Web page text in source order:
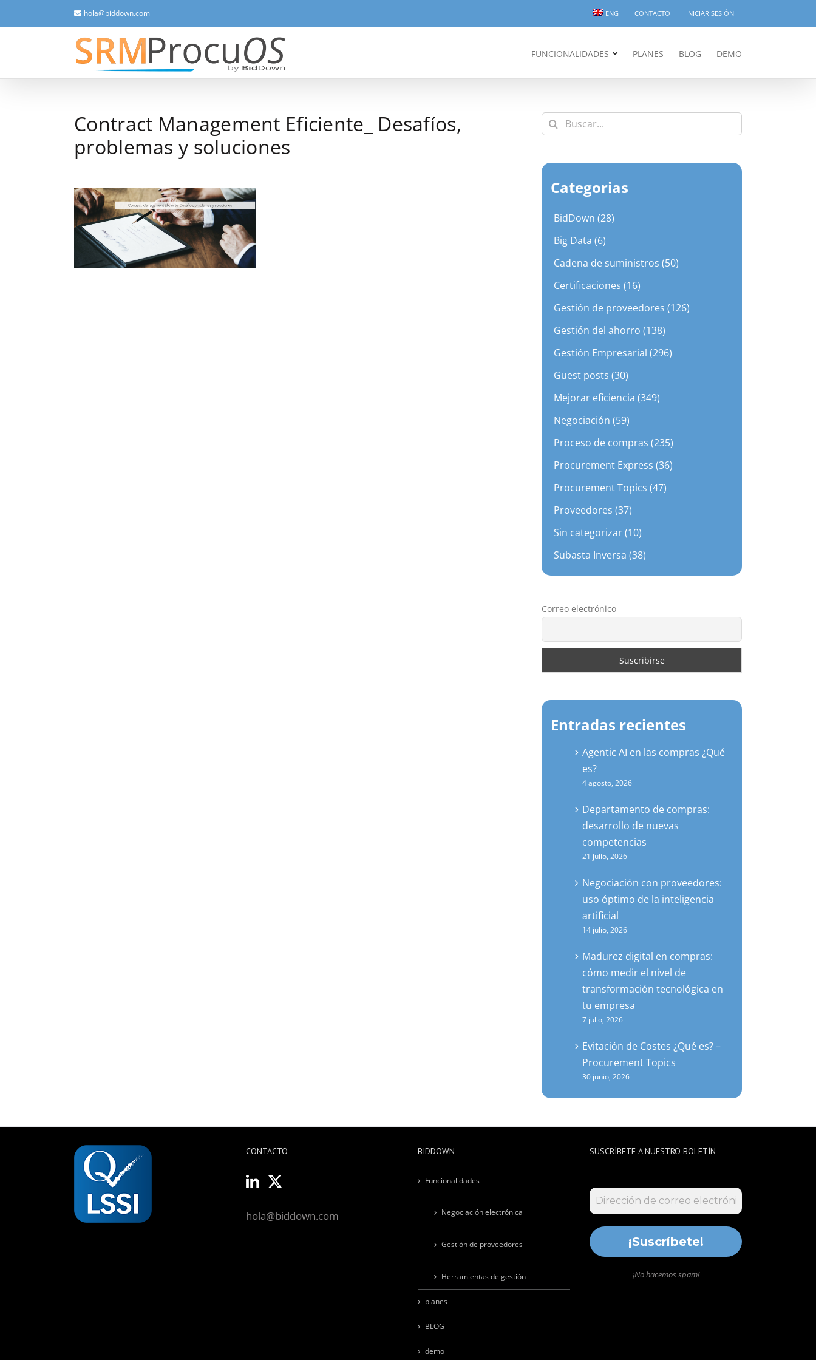
hola@biddown.com ENG CONTACTO INICIAR SESIÓN
FUNCIONALIDADES PLANES BLOG DEMO
Contract Management Eficiente_ Desafíos,
problemas y soluciones
Buscar:
Categorias
BidDown (28)
Big Data (6)
Cadena de suministros (50)
Certificaciones (16)
Gestión de proveedores (126)
Gestión del ahorro (138)
Gestión Empresarial (296)
Guest posts (30)
Mejorar eficiencia (349)
Negociación (59)
Proceso de compras (235)
Procurement Express (36)
Procurement Topics (47)
Proveedores (37)
Sin categorizar (10)
Subasta Inversa (38)
Correo electrónico
Entradas recientes
Agentic AI en las compras ¿Qué
es?
4 agosto, 2026
Departamento de compras:
desarrollo de nuevas
competencias
21 julio, 2026
Negociación con proveedores:
uso óptimo de la inteligencia
artificial
14 julio, 2026
Madurez digital en compras:
cómo medir el nivel de
transformación tecnológica en
tu empresa
7 julio, 2026
Evitación de Costes ¿Qué es? –
Procurement Topics
30 junio, 2026
CONTACTO
hola@biddown.com
BIDDOWN
Funcionalidades
Negociación electrónica
Gestión de proveedores
Herramientas de gestión
planes
BLOG
demo
SUSCRÍBETE A NUESTRO BOLETÍN
¡No hacemos spam!